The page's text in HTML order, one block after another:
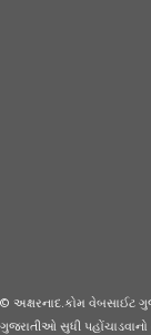
© અક્ષરનાદ.કોમ વેબસાઈટ
ગુજરાતીઓ સુધી